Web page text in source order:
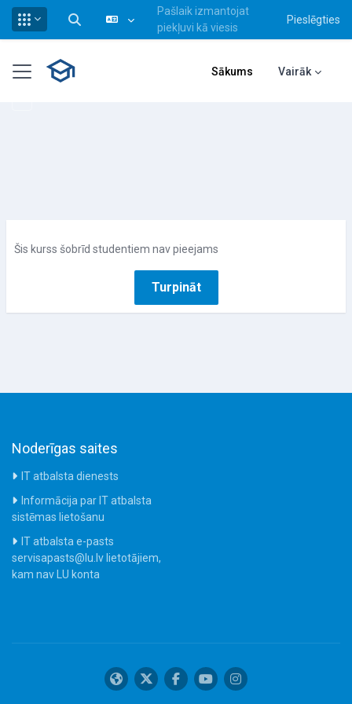
Pārslēgt meklēšanas ievadi
Pašlaik izmantojat
piekļuvi kā viesis
Pieslēgties
Sānu panelis Sākums Vairāk
Šis kurss šobrīd studentiem nav pieejams
Turpināt
Noderīgas saites
IT atbalsta dienests
Informācija par IT atbalsta
sistēmas lietošanu
IT atbalsta e-pasts
servisapasts@lu.lv lietotājiem,
kam nav LU konta